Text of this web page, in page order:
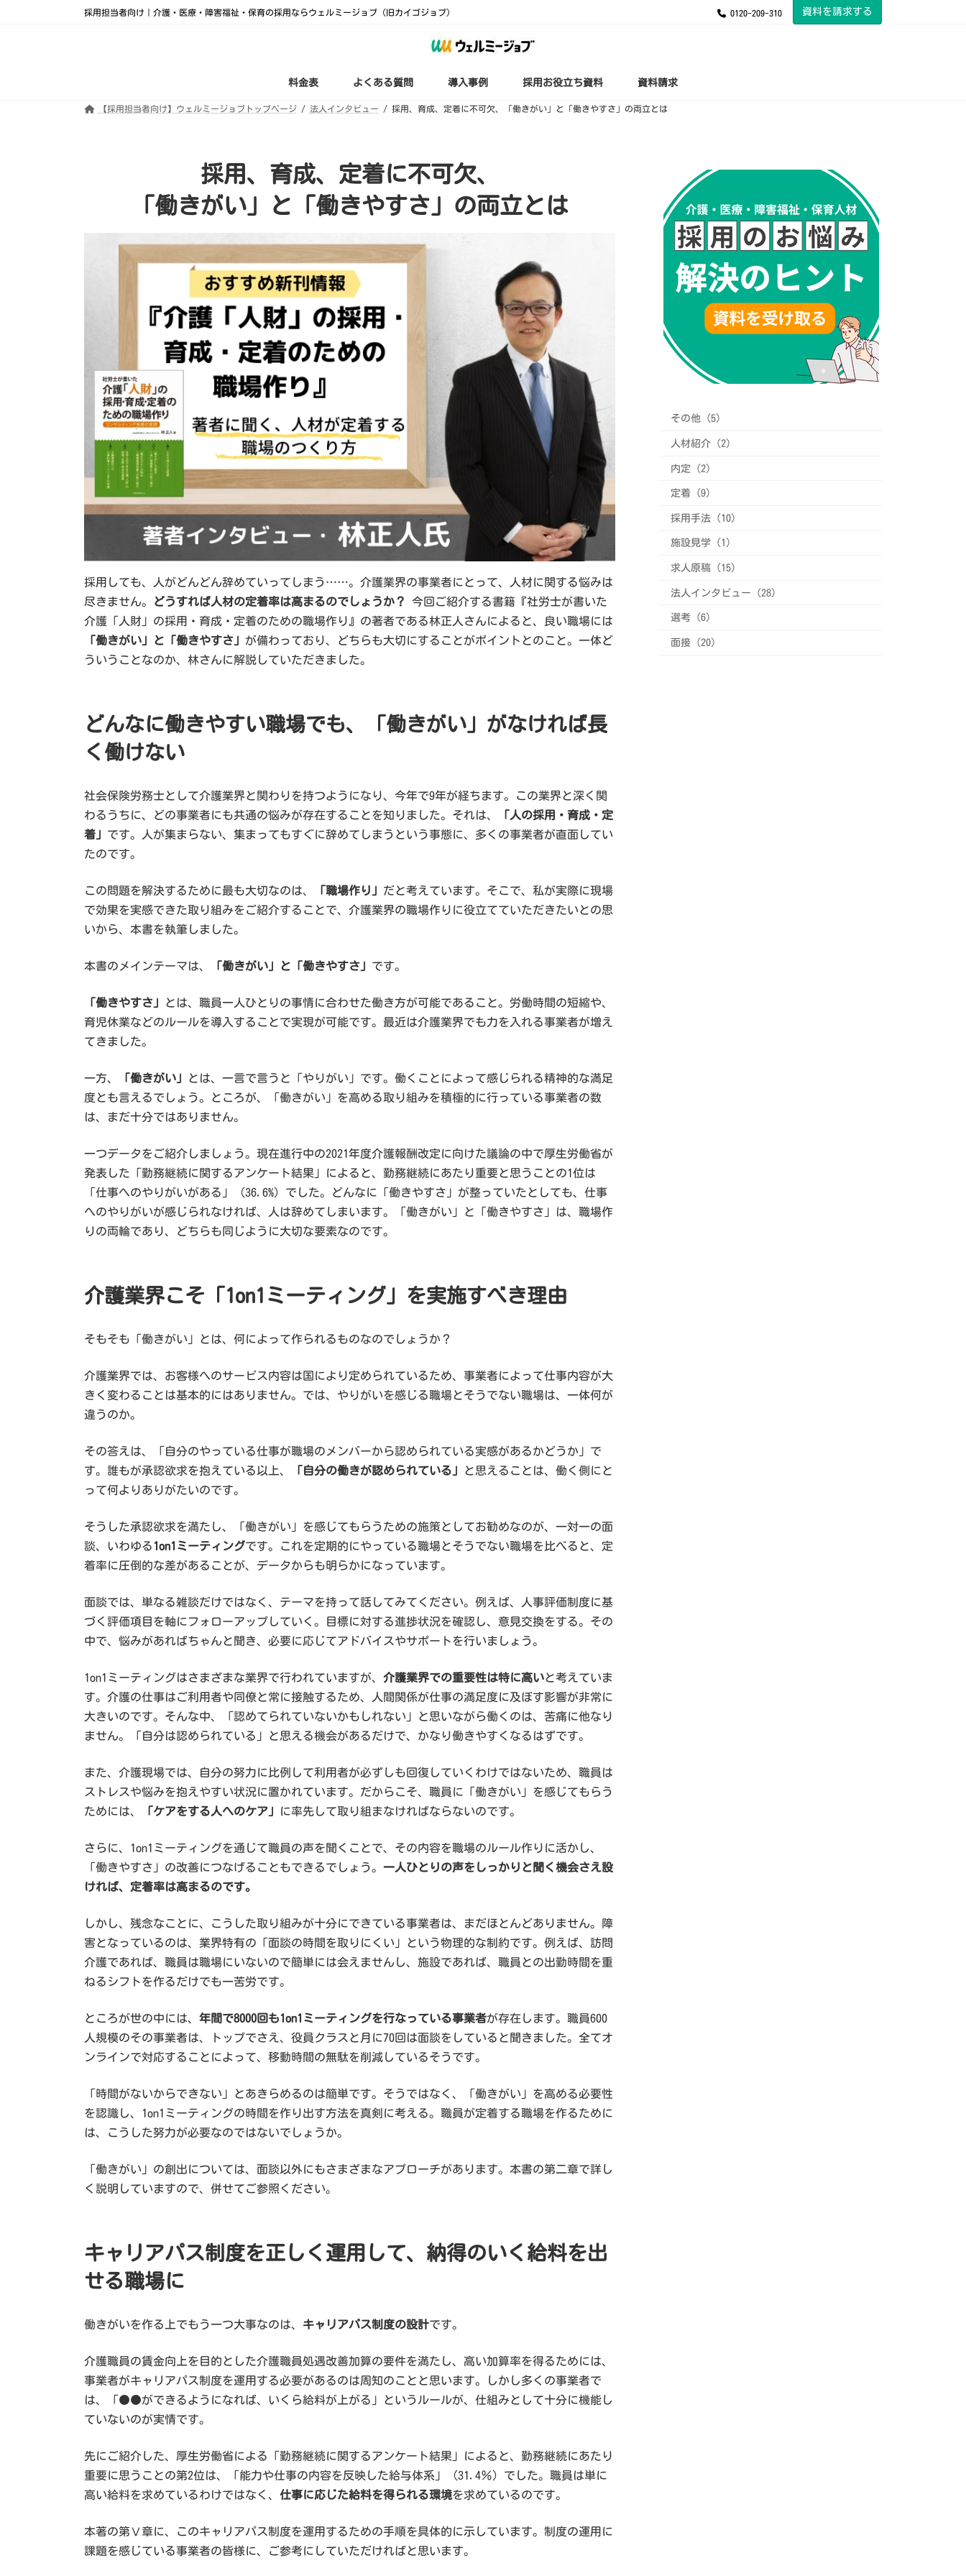
採用担当者向け｜介護・医療・障害福祉・保育の採用ならウェルミージョブ（旧カイゴジョブ） 0120-209-310 資料を請求する
料金表 よくある質問 導入事例 採用お役立ち資料 資料請求
【採用担当者向け】ウェルミージョブトップページ 法人インタビュー 採用、育成、定着に不可欠、「働きがい」と「働きやすさ」の両立とは
採用、育成、定着に不可欠、
「働きがい」と「働きやすさ」の両立とは
採用しても、人がどんどん辞めていってしまう……。介護業界の事業者にとって、人材に関する悩みは
尽きません。
どうすれば人材の定着率は高まるのでしょうか？ 今回ご紹介する書籍『社労士が書いた
介護「人財」の採用・育成・定着のための職場作り』の著者である林正人さんによると、良い職場には
「働きがい」と「働きやすさ」 が備わっており、どちらも大切にすることがポイントとのこと。一体ど
ういうことなのか、林さんに解説していただきました。
どんなに働きやすい職場でも、「働きがい」がなければ長
く働けない
社会保険労務士として介護業界と関わりを持つようになり、今年で9年が経ちます。この業界と深く関
わるうちに、どの事業者にも共通の悩みが存在することを知りました。それは、
「人の採用・育成・定
着」 です。人が集まらない、集まってもすぐに辞めてしまうという事態に、多くの事業者が直面してい
たのです。
この問題を解決するために最も大切なのは、 「職場作り」 だと考えています。そこで、私が実際に現場
で効果を実感できた取り組みをご紹介することで、介護業界の職場作りに役立てていただきたいとの思
いから、本書を執筆しました。
本書のメインテーマは、 「働きがい」と「働きやすさ」 です。
「働きやすさ」
とは、職員一人ひとりの事情に合わせた働き方が可能であること。労働時間の短縮や、
育児休業などのルールを導入することで実現が可能です。最近は介護業界でも力を入れる事業者が増え
てきました。
一方、 「働きがい」
とは、一言で言うと「やりがい」です。働くことによって感じられる精神的な満足
度とも言えるでしょう。ところが、「働きがい」を高める取り組みを積極的に行っている事業者の数
は、まだ十分ではありません。
一つデータをご紹介しましょう。現在進行中の2021年度介護報酬改定に向けた議論の中で厚生労働省が
発表した「勤務継続に関するアンケート結果」によると、勤務継続にあたり重要と思うことの1位は
「仕事へのやりがいがある」（36.6%）でした。どんなに「働きやすさ」が整っていたとしても、仕事
へのやりがいが感じられなければ、人は辞めてしまいます。「働きがい」と「働きやすさ」は、職場作
りの両輪であり、どちらも同じように大切な要素なのです。
介護業界こそ「1on1ミーティング」を実施すべき理由
そもそも「働きがい」とは、何によって作られるものなのでしょうか？
介護業界では、お客様へのサービス内容は国により定められているため、事業者によって仕事内容が大
きく変わることは基本的にはありません。では、やりがいを感じる職場とそうでない職場は、一体何が
違うのか。
その答えは、「自分のやっている仕事が職場のメンバーから認められている実感があるかどうか」で
す。誰もが承認欲求を抱えている以上、
「自分の働きが認められている」
と思えることは、働く側にと
って何よりありがたいのです。
そうした承認欲求を満たし、「働きがい」を感じてもらうための施策としてお勧めなのが、一対一の面
談、いわゆる 1on1ミーティングです。これを定期的にやっている職場とそうでない職場を比べると、定
着率に圧倒的な差があることが、データからも明らかになっています。
面談では、単なる雑談だけではなく、テーマを持って話してみてください。例えば、人事評価制度に基
づく評価項目を軸にフォローアップしていく。目標に対する進捗状況を確認し、意見交換をする。その
中で、悩みがあればちゃんと聞き、必要に応じてアドバイスやサポートを行いましょう。
1on1ミーティングはさまざまな業界で行われていますが、 介護業界での重要性は特に高いと考えていま
す。介護の仕事はご利用者や同僚と常に接触するため、人間関係が仕事の満足度に及ぼす影響が非常に
大きいのです。そんな中、「認めてられていないかもしれない」と思いながら働くのは、苦痛に他なり
ません。「自分は認められている」と思える機会があるだけで、かなり働きやすくなるはずです。
また、介護現場では、自分の努力に比例して利用者が必ずしも回復していくわけではないため、職員は
ストレスや悩みを抱えやすい状況に置かれています。だからこそ、職員に「働きがい」を感じてもらう
ためには、
「ケアをする人へのケア」 に率先して取り組まなければならないのです。
さらに、1on1ミーティングを通じて職員の声を聞くことで、その内容を職場のルール作りに活かし、
「働きやすさ」の改善につなげることもできるでしょう。 一人ひとりの声をしっかりと聞く機会さえ設
ければ、定着率は高まるのです。
しかし、残念なことに、こうした取り組みが十分にできている事業者は、まだほとんどありません。障
害となっているのは、業界特有の「面談の時間を取りにくい」という物理的な制約です。例えば、訪問
介護であれば、職員は職場にいないので簡単には会えませんし、施設であれば、職員との出勤時間を重
ねるシフトを作るだけでも一苦労です。
ところが世の中には、 年間で8000回も1on1ミーティングを行なっている事業者が存在します。職員600
人規模のその事業者は、トップでさえ、役員クラスと月に70回は面談をしていると聞きました。全てオ
ンラインで対応することによって、移動時間の無駄を削減しているそうです。
「時間がないからできない」とあきらめるのは簡単です。そうではなく、「働きがい」を高める必要性
を認識し、1on1ミーティングの時間を作り出す方法を真剣に考える。職員が定着する職場を作るために
は、こうした努力が必要なのではないでしょうか。
「働きがい」の創出については、面談以外にもさまざまなアプローチがあります。本書の第二章で詳し
く説明していますので、併せてご参照ください。
キャリアパス制度を正しく運用して、納得のいく給料を出
せる職場に
働きがいを作る上でもう一つ大事なのは、 キャリアパス制度の設計です。
介護職員の賃金向上を目的とした介護職員処遇改善加算の要件を満たし、高い加算率を得るためには、
事業者がキャリアパス制度を運用する必要があるのは周知のことと思います。しかし多くの事業者で
は、「●●ができるようになれば、いくら給料が上がる」というルールが、仕組みとして十分に機能し
ていないのが実情です。
先にご紹介した、厚生労働省による「勤務継続に関するアンケート結果」によると、勤務継続にあたり
重要に思うことの第2位は、「能力や仕事の内容を反映した給与体系」（31.4％）でした。職員は単に
高い給料を求めているわけではなく、 仕事に応じた給料を得られる環境を求めているのです。
本著の第Ⅴ章に、このキャリアパス制度を運用するための手順を具体的に示しています。制度の運用に
課題を感じている事業者の皆様に、ご参考にしていただければと思います。
その他 (5)
人材紹介 (2)
内定 (2)
定着 (9)
採用手法 (10)
施設見学 (1)
求人原稿 (15)
法人インタビュー (28)
選考 (6)
面接 (20)